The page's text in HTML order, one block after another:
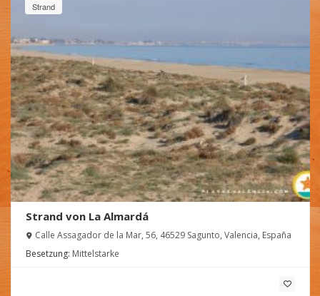
Strand
Strand von La Almardá
Calle Assagador de la Mar, 56, 46529 Sagunto, Valencia, España
Besetzung: Mittelstarke